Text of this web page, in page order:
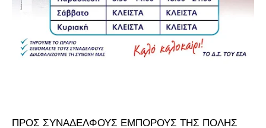
ΠΡΟΣ ΣΥΝΑΔΕΛΦΟΥΣ ΕΜΠΟΡΟΥΣ ΤΗΣ ΠΟΛΗΣ